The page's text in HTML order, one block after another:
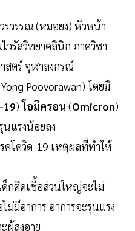
รวรรณ (หมอยง) หัวหน้า
วรัสวิทยาคลินิก ภาควิชา
สตร์ จุฬาลงกรณ์
Poovorawan) โดยมี
19)โอมิครอน (Omicron)
นแรงน้อยลง
คโควิด-19 เหตุผลที่ทำให้
ด็กติดเชื้อส่วนใหญ่จะไม่
ม่มีอาการ อาการจะรุนแรง
ผู้สูงอายุ